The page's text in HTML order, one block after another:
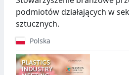
podmiotów działających w
sztucznych.
Polska